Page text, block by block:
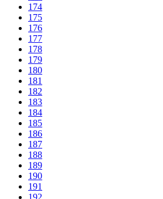
174
175
176
177
178
179
180
181
182
183
184
185
186
187
188
189
190
191